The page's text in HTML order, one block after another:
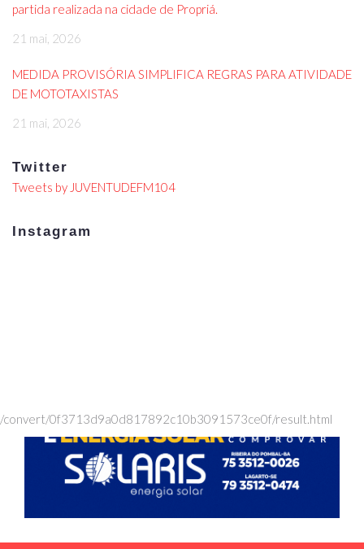
partida realizada na cidade de Propriá.
21 mai, 2026
MEDIDA PROVISÓRIA SIMPLIFICA REGRAS PARA ATIVIDADE
DE MOTOTAXISTAS
21 mai, 2026
Twitter
Tweets by JUVENTUDEFM104
Instagram
/convert/0f3713d9a0d817892c10b3091573ce0f/result.html